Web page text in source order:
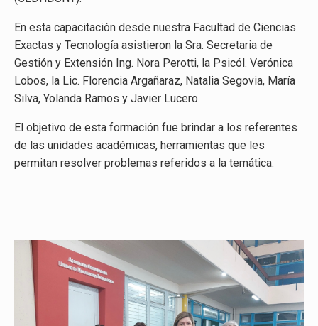
En esta capacitación desde nuestra Facultad de Ciencias
Exactas y Tecnología asistieron la Sra. Secretaria de
Gestión y Extensión Ing. Nora Perotti, la Psicól. Verónica
Lobos, la Lic. Florencia Argañaraz, Natalia Segovia, María
Silva, Yolanda Ramos y Javier Lucero.
El objetivo de esta formación fue brindar a los referentes
de las unidades académicas, herramientas que les
permitan resolver problemas referidos a la temática.